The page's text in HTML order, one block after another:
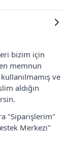
bizim için
memnun
ve
aldığın
"Siparişlerim"
Merkezi"